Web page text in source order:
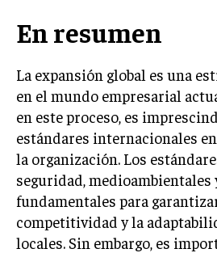
Aparece en periódicos digitales y
Infórmate aquí.
En resumen
La expansión global es una
en el mundo empresarial
en este proceso, es
estándares internacionales
la organización. Los
seguridad, medioambientales
fundamentales para
competitividad y la
locales. Sin embargo, es